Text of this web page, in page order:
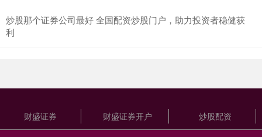
炒股那个证券公司最好 全国配资炒股门户，助力投资者稳健获
利
财盛证券 财盛证券开户 炒股配资